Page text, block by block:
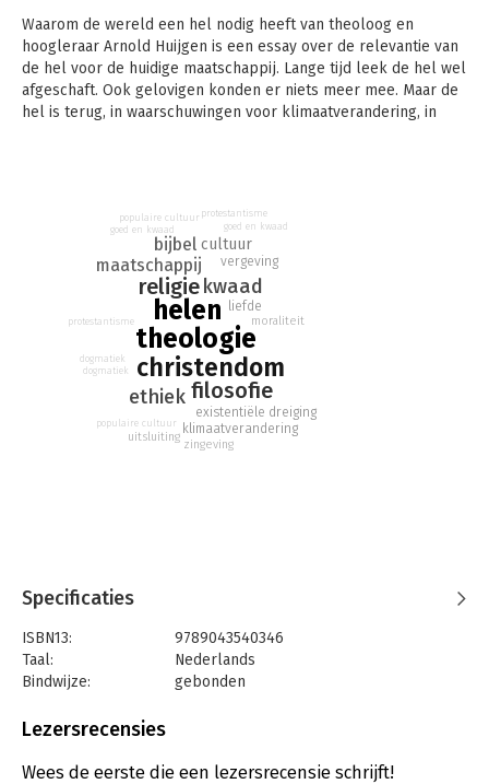
Waarom de wereld een hel nodig heeft van theoloog en
hoogleraar Arnold Huijgen is een essay over de relevantie van
de hel voor de huidige maatschappij. Lange tijd leek de hel wel
afgeschaft. Ook gelovigen konden er niets meer mee. Maar de
hel is terug, in waarschuwingen voor klimaatverandering, in
duistere afgrond te vernieuwen. Door het contrast met de hel
als totale uitsluiting blijkt des te helderder wat liefde is. Zo
markeert denken over de hel als duistere grens juist het
theologie
helen
christendom
religie
filosofie
kwaad
ethiek
maatschappij
bijbel cultuur
existentiële dreiging
klimaatverandering
liefde
vergeving
moraliteit
zingeving
uitsluiting
populaire cultuur
dogmatiek
protestantisme
goed en kwaad
populaire cultuur
dogmatiek
protestantisme
goed en kwaad
Specificaties
ISBN13:
9789043540346
Taal:
Nederlands
Bindwijze:
gebonden
Uitgever:
Verschijningsdatum:
26-10-2023
Lezersrecensies
Wees de eerste die een lezersrecensie schrijft!